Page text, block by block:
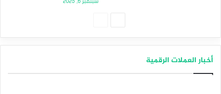
أخبار العملات الرقمية